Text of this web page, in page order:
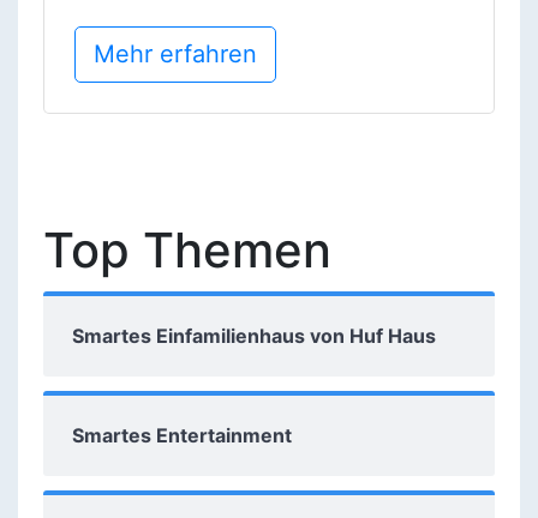
Mehr erfahren
Top Themen
Smartes Einfamilienhaus von Huf Haus
Smartes Entertainment